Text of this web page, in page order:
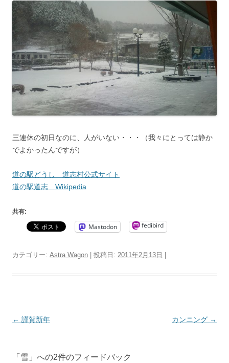
三連休の初日なのに、人がいない・・・（我々にとっては静か
でよかったんですが）
道の駅どうし 道志村公式サイト
道の駅道志 Wikipedia
共有:
Mastodon fedibird
カテゴリー: Astra Wagon | 投稿日: 2011年2月13日 |
投
← 謹賀新年 カンニング →
「 雪 」への2件のフィードバック